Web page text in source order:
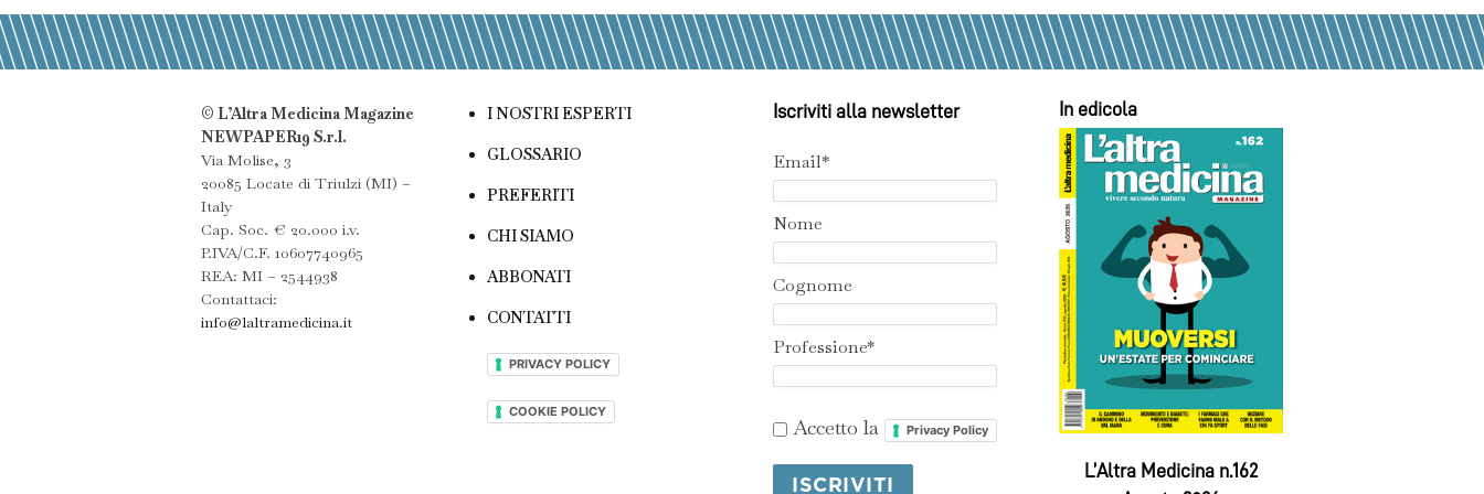
© L’Altra Medicina Magazine
NEWPAPER19 S.r.l.
Via Molise, 3
20085 Locate di Triulzi (MI) –
Italy
Cap. Soc. € 20.000 i.v.
P.IVA/C.F. 10607740965
REA: MI – 2544938
Contattaci:
info@laltramedicina.it
I NOSTRI ESPERTI
GLOSSARIO
PREFERITI
CHI SIAMO
ABBONATI
CONTATTI
PRIVACY POLICY
COOKIE POLICY
Iscriviti alla newsletter
Email*
Nome
Cognome
Professione*
Accetto la Privacy Policy
In edicola
L’Altra Medicina n.162